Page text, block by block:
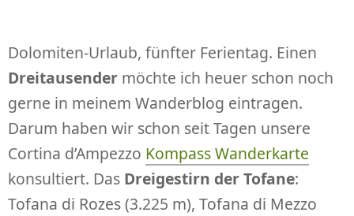
Dolomiten-Urlaub, fünfter Ferientag. Einen
Dreitausender möchte ich heuer schon noch
gerne in meinem Wanderblog eintragen.
Darum haben wir schon seit Tagen unsere
Cortina d’Ampezzo Kompass Wanderkarte
konsultiert. Das Dreigestirn der Tofane:
Tofana di Rozes (3.225 m), Tofana di Mezzo